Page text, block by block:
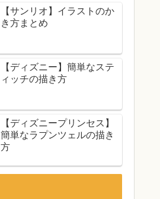
【サンリオ】イラストのか
き方まとめ
【ディズニー】簡単なステ
ィッチの描き方
【ディズニープリンセス】
簡単なラプンツェルの描き
方